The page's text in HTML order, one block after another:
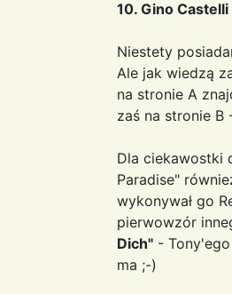
10. Gino
Niestety
Ale jak wiedzą
na stronie A
zaś na stronie B
Dla ciekawostki
Paradise"
wykonywał go
pierwowzór
Dich" -
ma ;-)